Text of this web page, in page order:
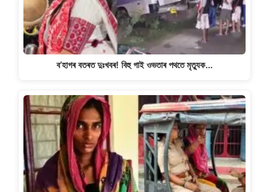
ব’হাগৰ বতৰত দুঃখবৰ! বিহু গাই ওভতাৰ পথতে মৃত্যুক…